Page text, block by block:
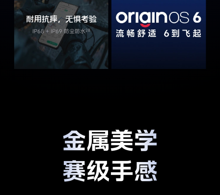
耐用抗摔，无惧考验
IP68 + IP69 防尘防水
金属美学
赛级手感